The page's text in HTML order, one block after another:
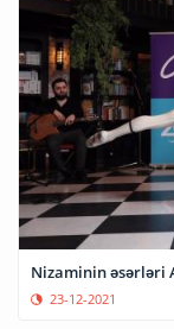
Nizaminin əsərləri
23-12-2021